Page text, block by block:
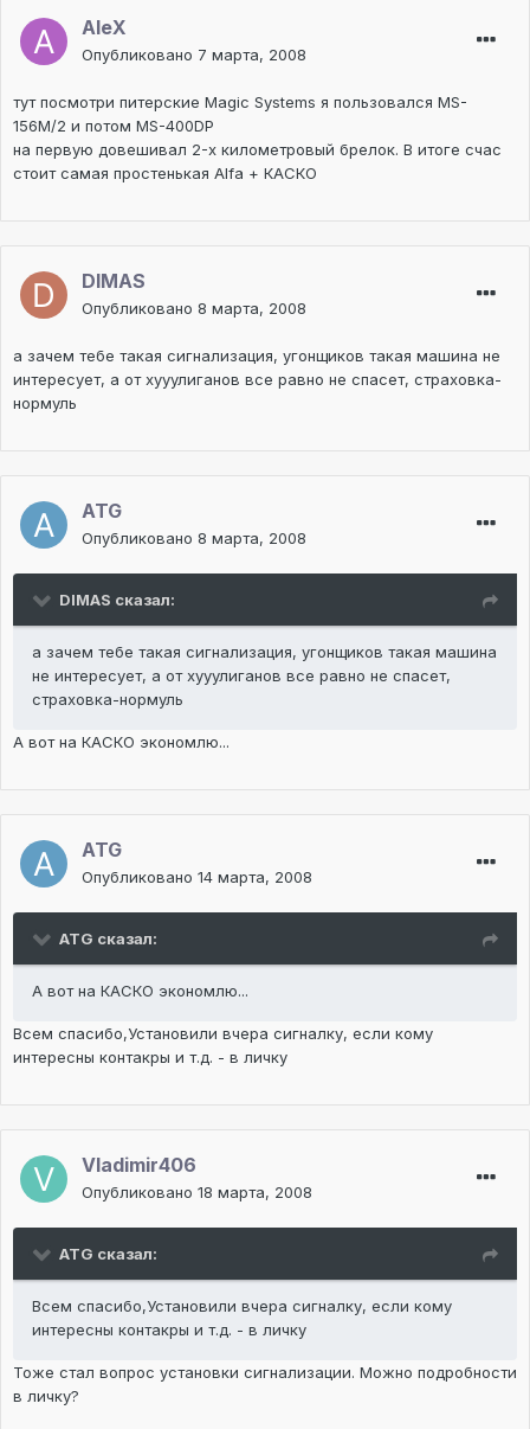
AleX
Опубликовано 7 марта, 2008
тут посмотри питерские Magic Systems я пользовался MS-
156M/2 и потом MS-400DP
на первую довешивал 2-х километровый брелок. В итоге счас
стоит самая простенькая Alfa + КАСКО
DIMAS
Опубликовано 8 марта, 2008
а зачем тебе такая сигнализация, угонщиков такая машина не
интересует, а от хууулиганов все равно не спасет, страховка-
нормуль
ATG
Опубликовано 8 марта, 2008
DIMAS сказал:
а зачем тебе такая сигнализация, угонщиков такая машина
не интересует, а от хууулиганов все равно не спасет,
страховка-нормуль
А вот на КАСКО экономлю...
ATG
Опубликовано 14 марта, 2008
ATG сказал:
А вот на КАСКО экономлю...
Всем спасибо,Установили вчера сигналку, если кому
интересны контакры и т.д. - в личку
Vladimir406
Опубликовано 18 марта, 2008
ATG сказал:
Всем спасибо,Установили вчера сигналку, если кому
интересны контакры и т.д. - в личку
Тоже стал вопрос установки сигнализации. Можно подробности
в личку?